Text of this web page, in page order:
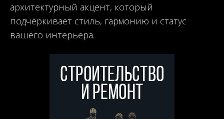
архитектурный акцент, который
подчёркивает стиль, гармонию и статус
вашего интерьера.